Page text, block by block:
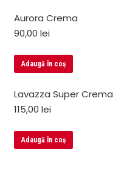
Aurora Crema
90,00 lei
Adaugă în coș
Lavazza Super Crema
115,00 lei
Adaugă în coș